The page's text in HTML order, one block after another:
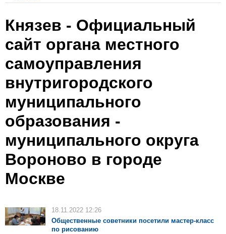
Князев - Официальный
сайт органа местного
самоуправления
внутригородского
муниципального
образования -
муниципального округа
Вороново в городе
Москве
18.11.2022 12:26
Общественные советники посетили мастер-класс
по рисованию